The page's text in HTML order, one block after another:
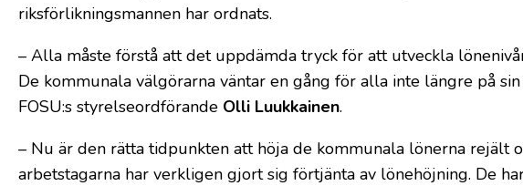
riksförlikningsmannen har ordnats.
– Alla måste förstå att det uppdämda tryck för att utveckla
De kommunala välgörarna väntar en gång för alla inte längre på
FOSU:s styrelseordförande Olli Luukkainen.
– Nu är den rätta tidpunkten att höja de kommunala lönerna rejält
arbetstagarna har verkligen gjort sig förtjänta av lönehöjning. De